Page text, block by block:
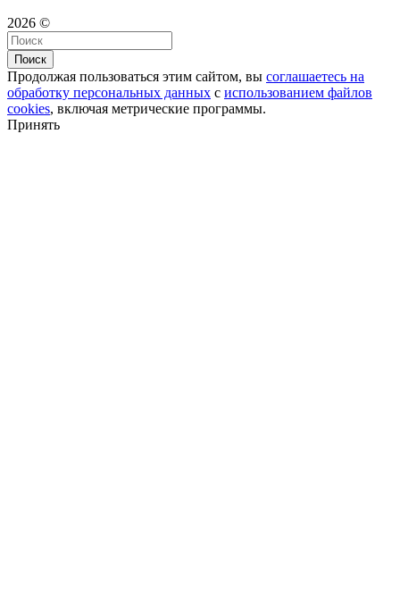
2026 ©
Поиск
Продолжая пользоваться этим сайтом, вы соглашаетесь на
обработку персональных данных с использованием файлов
cookies, включая метрические программы.
Принять